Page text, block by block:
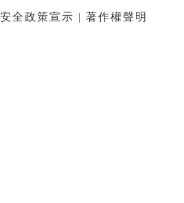
全政策宣示 | 著作權聲明